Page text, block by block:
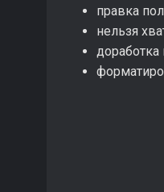
правка
нельзя
доработка